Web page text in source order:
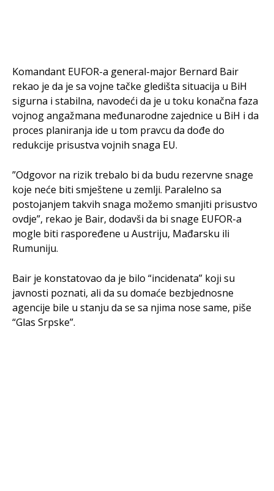
Komandant EUFOR-a general-major Bernard Bair
rekao je da je sa vojne tačke gledišta situacija u BiH
sigurna i stabilna, navodeći da je u toku konačna faza
vojnog angažmana međunarodne zajednice u BiH i da
proces planiranja ide u tom pravcu da dođe do
redukcije prisustva vojnih snaga EU.
”Odgovor na rizik trebalo bi da budu rezervne snage
koje neće biti smještene u zemlji. Paralelno sa
postojanjem takvih snaga možemo smanjiti prisustvo
ovdje”, rekao je Bair, dodavši da bi snage EUFOR-a
mogle biti raspoređene u Austriju, Mađarsku ili
Rumuniju.
Bair je konstatovao da je bilo “incidenata” koji su
javnosti poznati, ali da su domaće bezbjednosne
agencije bile u stanju da se sa njima nose same, piše
“Glas Srpske”.